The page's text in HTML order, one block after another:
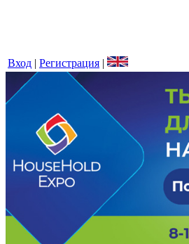
Вход | Регистрация |